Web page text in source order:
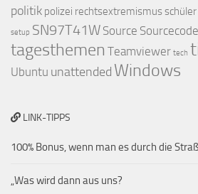
politik polizei rechtsextremismusschüler
setup SN97T41W Source Sourcecode
tagesthemen Teamviewer tech
Ubuntu unattended Windows
LINK-TIPPS
100% Bonus, wenn man es durch die
„Was wird dann aus uns?